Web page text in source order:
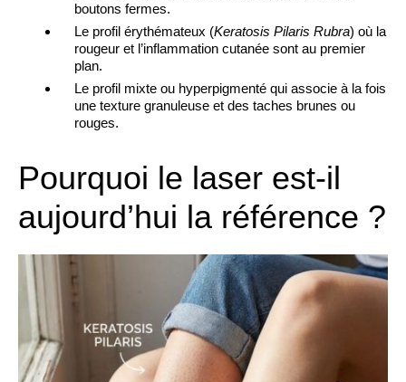
boutons fermes.
Le profil érythémateux (Keratosis Pilaris Rubra) où la
rougeur et l’inflammation cutanée sont au premier
plan.
Le profil mixte ou hyperpigmenté qui associe à la fois
une texture granuleuse et des taches brunes ou
rouges.
Pourquoi le laser est-il
aujourd’hui la référence ?